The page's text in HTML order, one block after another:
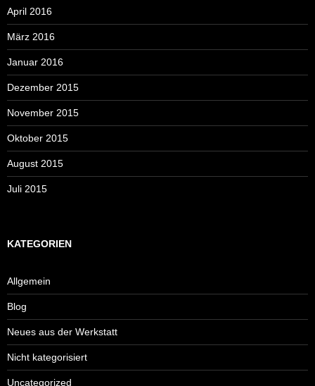
April 2016
März 2016
Januar 2016
Dezember 2015
November 2015
Oktober 2015
August 2015
Juli 2015
KATEGORIEN
Allgemein
Blog
Neues aus der Werkstatt
Nicht kategorisiert
Uncategorized